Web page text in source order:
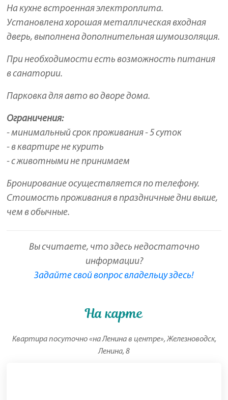
На кухне встроенная электроплита.
Установлена хорошая металлическая входная
дверь, выполнена дополнительная шумоизоляция.
При необходимости есть возможность питания
в санатории.
Парковка для авто во дворе дома.
Ограничения:
- минимальный срок проживания - 5 суток
- в квартире не курить
- с животными не принимаем
Бронирование осуществляется по телефону.
Стоимость проживания в праздничные дни выше,
чем в обычные.
Вы считаете, что здесь недостаточно
информации?
Задайте свой вопрос владельцу здесь!
На карте
Квартира посуточно «на Ленина в центре», Железноводск,
Ленина, 8